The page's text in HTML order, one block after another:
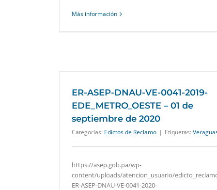
Más información
ER-ASEP-DNAU-VE-0041-2019-
EDE_METRO_OESTE – 01 de
septiembre de 2020
Categorías: Edictos de Reclamo | Etiquetas:
https://asep.gob.pa/wp-
content/uploads/atencion_usuario/
ER-ASEP-DNAU-VE-0041-2020-